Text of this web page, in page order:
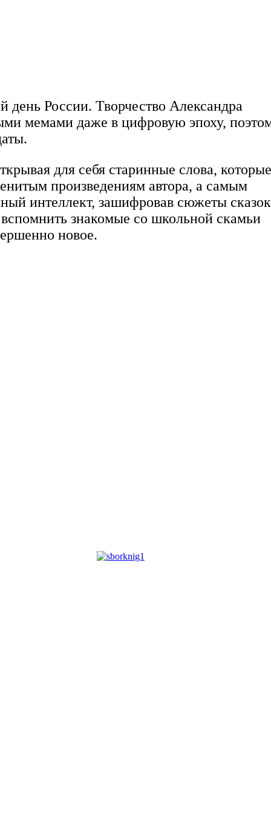
России. Творчество Александра
мемами даже в цифровую эпоху,
для себя старинные слова,
произведениям автора, а самым
интеллект, зашифровав сюжеты
знакомые со школьной скамьи
новое.